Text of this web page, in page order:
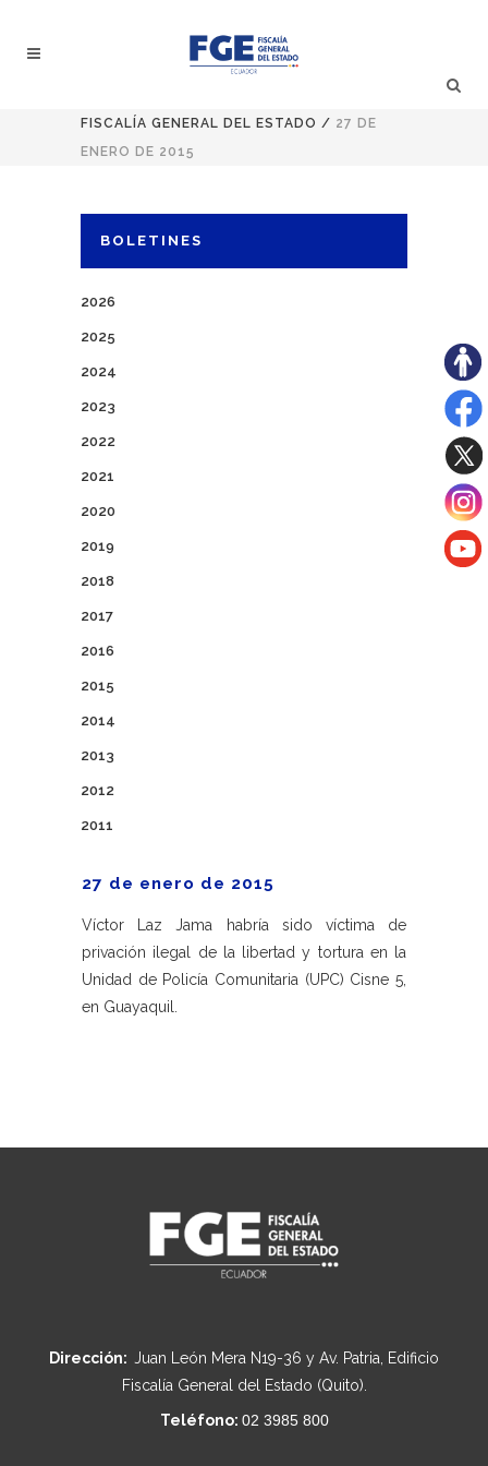
FISCALÍA GENERAL DEL ESTADO / 27 DE
ENERO DE 2015
BOLETINES
2026
2025
2024
2023
2022
2021
2020
2019
2018
2017
2016
2015
2014
2013
2012
2011
27 de enero de 2015
Víctor Laz Jama habría sido víctima de
privación ilegal de la libertad y tortura en la
Unidad de Policía Comunitaria (UPC) Cisne 5,
en Guayaquil.
Dirección: Juan León Mera N19-36 y Av. Patria, Edificio
Fiscalía General del Estado (Quito).
Teléfono: 02 3985 800